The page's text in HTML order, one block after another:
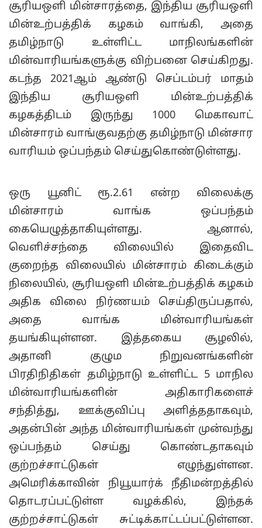
சூரியஒளி மின்சாரத்தை, இந்திய சூரியஒளி
மின்உற்பத்திக் கழகம் வாங்கி, அதை
தமிழ்நாடு உள்ளிட்ட மாநிலங்களின்
மின்வாரியங்களுக்கு விற்பனை செய்கிறது.
கடந்த 2021ஆம் ஆண்டு செப்டம்பர் மாதம்
இந்திய சூரியஒளி மின்உற்பத்திக்
கழகத்திடம் இருந்து 1000 மெகாவாட்
மின்சாரம் வாங்குவதற்கு தமிழ்நாடு மின்சார
வாரியம் ஒப்பந்தம் செய்துகொண்டுள்ளது.
ஒரு யூனிட் ரூ.2.61 என்ற விலைக்கு
மின்சாரம் வாங்க ஒப்பந்தம்
கையெழுத்தாகியுள்ளது. ஆனால்,
வெளிச்சந்தை விலையில் இதைவிட
குறைந்த விலையில் மின்சாரம் கிடைக்கும்
நிலையில், சூரியஒளி மின்உற்பத்திக் கழகம்
அதிக விலை நிர்ணயம் செய்திருப்பதால்,
அதை வாங்க மின்வாரியங்கள்
தயங்கியுள்ளன. இத்தகைய சூழலில்,
அதானி குழும நிறுவனங்களின்
பிரதிநிதிகள் தமிழ்நாடு உள்ளிட்ட 5 மாநில
மின்வாரியங்களின் அதிகாரிகளைச்
சந்தித்து, ஊக்குவிப்பு அளித்ததாகவும்,
அதன்பின் அந்த மின்வாரியங்கள் முன்வந்து
ஒப்பந்தம் செய்து கொண்டதாகவும்
குற்றச்சாட்டுகள் எழுந்துள்ளன.
அமெரிக்காவின் நியூயார்க் நீதிமன்றத்தில்
தொடரப்பட்டுள்ள வழக்கில், இந்தக்
குற்றச்சாட்டுகள் சுட்டிக்காட்டப்பட்டுள்ளன.